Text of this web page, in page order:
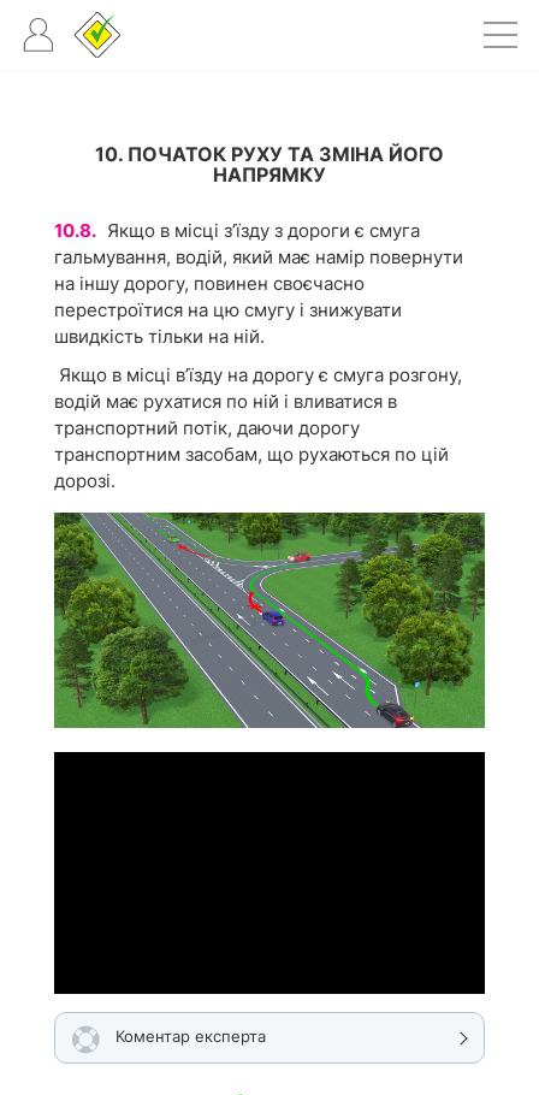
10. ПОЧАТОК РУХУ ТА ЗМІНА ЙОГО
НАПРЯМКУ
10.8. Якщо в місці з’їзду з дороги є смуга
гальмування, водій, який має намір повернути
на іншу дорогу, повинен своєчасно
перестроїтися на цю смугу і знижувати
швидкість тільки на ній.
Якщо в місці в’їзду на дорогу є смуга розгону,
водій має рухатися по ній і вливатися в
транспортний потік, даючи дорогу
транспортним засобам, що рухаються по цій
дорозі.
Коментар експерта